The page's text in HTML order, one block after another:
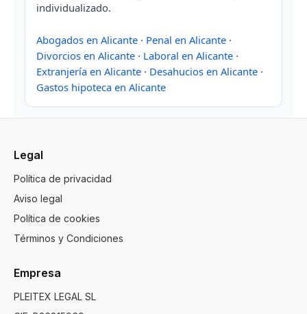
individualizado.
Abogados en Alicante · Penal en Alicante ·
Divorcios en Alicante · Laboral en Alicante ·
Extranjería en Alicante · Desahucios en Alicante ·
Gastos hipoteca en Alicante
Legal
Política de privacidad
Aviso legal
Política de cookies
Términos y Condiciones
Empresa
PLEITEX LEGAL SL